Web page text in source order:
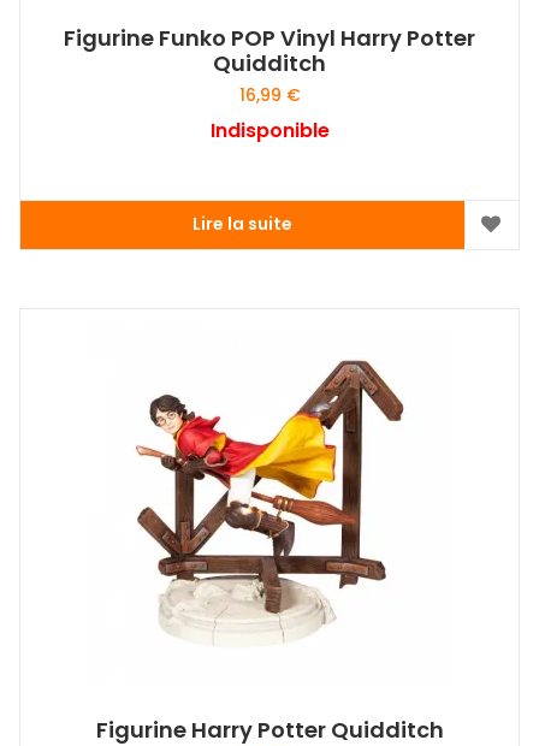
Figurine Funko POP Vinyl Harry Potter
Quidditch
16,99 €
Indisponible
Lire la suite
Figurine Harry Potter Quidditch